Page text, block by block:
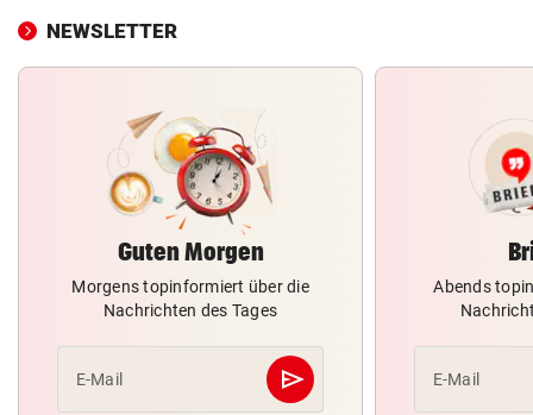
NEWSLETTER
Guten Morgen
Morgens topinformiert über die
Nachrichten des Tages
E-Mail send
Abschicken
Abends
E-Mail